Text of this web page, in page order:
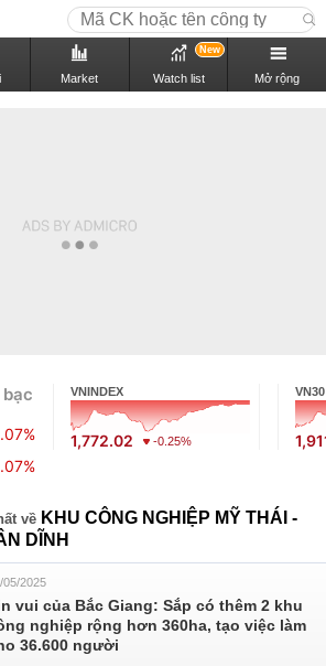
Market Watch list
New
Mở rộng
bạc VNINDEX
1,772.02 -0.25%
VN30
về KHU CÔNG NGHIỆP MỸ THÁI -
DĨNH
05/2025
vui của Bắc Giang: Sắp có thêm 2 khu
nghiệp rộng hơn 360ha, tạo việc làm
36.600 người